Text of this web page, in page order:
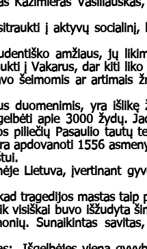
Kazimieras
į Vakarus, dar kiti liko
šeimomis ar artimais
duomenimis, yra išlikę
apie 3000 žydų.
piliečių Pasaulio tautų
apdovanoti 1556
visiškai buvo išžudyta
Sunaikintas